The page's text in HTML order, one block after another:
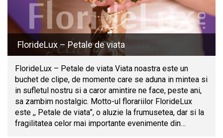
FlorideLux – Petale de viata
FlorideLux – Petale de viata Viata noastra este un
buchet de clipe, de momente care se aduna in mintea si
in sufletul nostru si a caror amintire ne face, peste ani,
sa zambim nostalgic. Motto-ul florariilor FlorideLux
este ,, Petale de viata”, o aluzie la frumusetea, dar si la
fragilitatea celor mai importante evenimente din…